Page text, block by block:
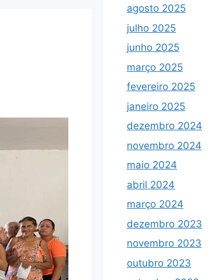
agosto 2025
julho 2025
junho 2025
março 2025
fevereiro 2025
janeiro 2025
dezembro 2024
novembro 2024
maio 2024
abril 2024
março 2024
dezembro 2023
novembro 2023
outubro 2023